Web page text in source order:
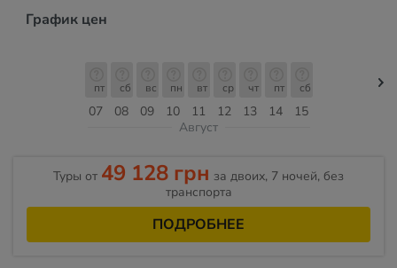
График цен
07
пт
08
сб
09
вс
10
пн
11
вт
12
ср
13
чт
14
пт
15
сб
Август
Туры от 49 128 грн за двоих, 7 ночей, без
транспорта
ПОДРОБНЕЕ